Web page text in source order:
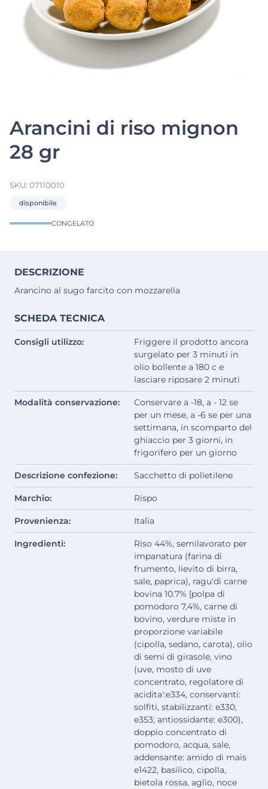
Arancini di riso mignon
28 gr
SKU: 07110010
disponibile
CONGELATO
DESCRIZIONE
Arancino al sugo farcito con mozzarella
SCHEDA TECNICA
Consigli utilizzo:
Friggere il prodotto ancora
surgelato per 3 minuti in
olio bollente a 180 c e
lasciare riposare 2 minuti
Modalità conservazione:
Conservare a -18, a - 12 se
per un mese, a -6 se per una
settimana, in scomparto del
ghiaccio per 3 giorni, in
frigorifero per un giorno
Descrizione confezione: Sacchetto di polietilene
Marchio: Rispo
Provenienza: Italia
Ingredienti:
Riso 44%, semilavorato per
impanatura (farina di
frumento, lievito di birra,
sale, paprica), ragu'di carne
bovina 10.7% [polpa di
pomodoro 7,4%, carne di
bovino, verdure miste in
proporzione variabile
(cipolla, sedano, carota), olio
di semi di girasole, vino
(uve, mosto di uve
concentrato, regolatore di
acidita':e334, conservanti:
solfiti, stabilizzanti: e330,
e353; antiossidante: e300),
doppio concentrato di
pomodoro, acqua, sale,
addensante: amido di mais
e1422, basilico, cipolla,
bietola rossa, aglio, noce